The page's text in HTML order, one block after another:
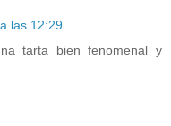
las 12:29
tarta bien fenomenal y